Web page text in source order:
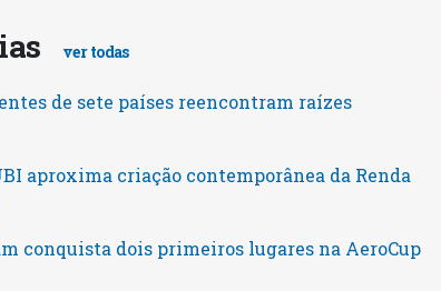
ver todas
de sete países reencontram raízes
aproxima criação contemporânea da Renda
conquista dois primeiros lugares na AeroCup